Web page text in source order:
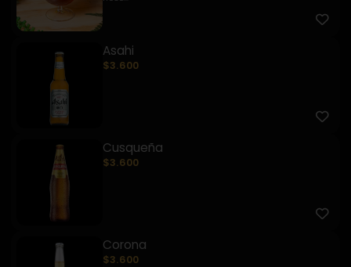
Asahi
$3.600
Cusqueña
$3.600
Corona
$3.600